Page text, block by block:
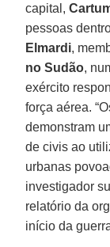
capital,
pessoas
Elmardi,
no Sudão,
exército
força aérea.
demonstram
de civis ao
urbanas
investigador
relatório da
início da